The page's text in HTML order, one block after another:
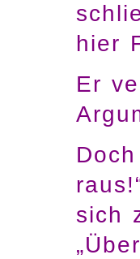
hier
Er
sich